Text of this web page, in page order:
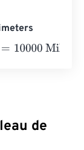
Millimeters
de